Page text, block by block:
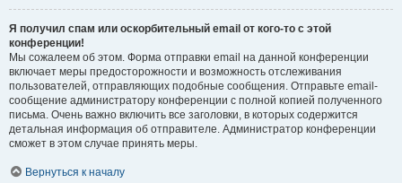
Я получил спам или оскорбительный email от кого-то с этой
конференции!
Мы сожалеем об этом. Форма отправки email на данной конференции
включает меры предосторожности и возможность отслеживания
пользователей, отправляющих подобные сообщения. Отправьте email-
сообщение администратору конференции с полной копией полученного
письма. Очень важно включить все заголовки, в которых содержится
детальная информация об отправителе. Администратор конференции
сможет в этом случае принять меры.
Вернуться к началу